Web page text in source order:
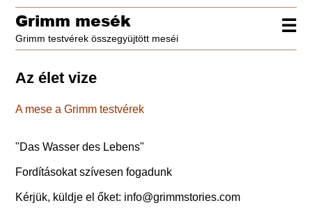
☰
Grimm mesék
Grimm testvérek összegyüjtött meséi
Az élet vize
A mese a Grimm testvérek
"Das Wasser des Lebens"
Fordításokat szívesen fogadunk
Kérjük, küldje el őket: info@grimmstories.com